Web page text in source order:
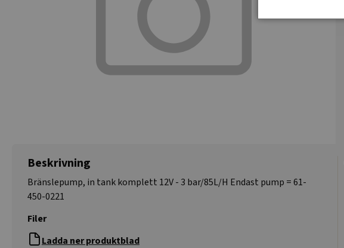
Beskrivning
Bränslepump, in tank komplett 12V - 3 bar/85L/H Endast pump = 61-
450-0221
Filer
Ladda ner produktblad